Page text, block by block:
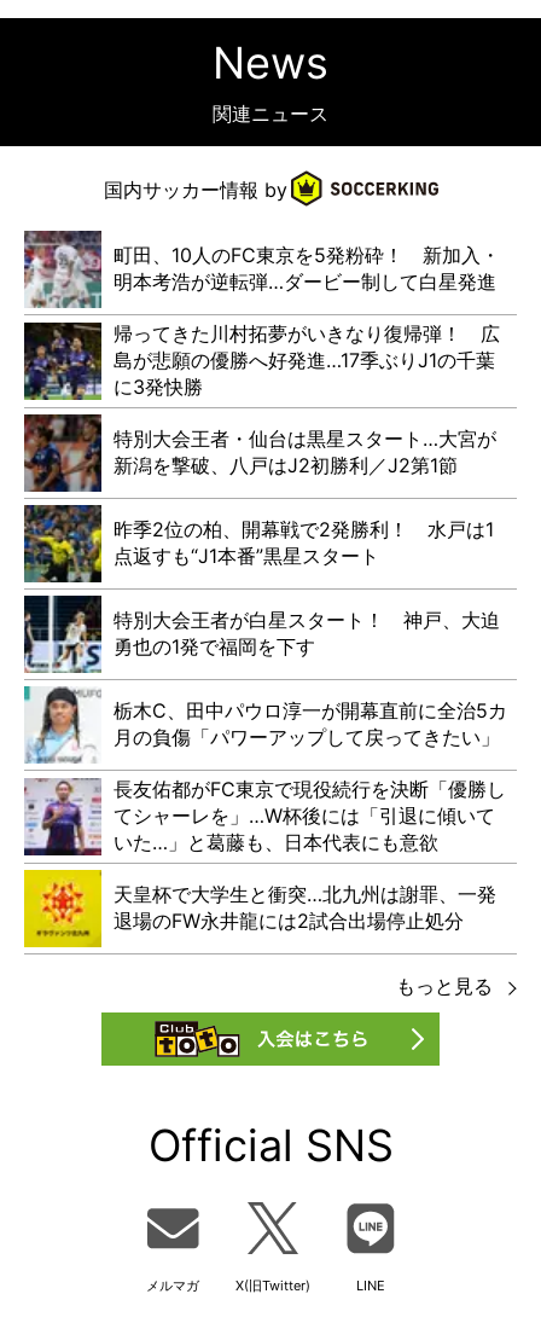
News
関連ニュース
国内サッカー情報 by
町田、10人のFC東京を5発粉砕！ 新加入・
明本考浩が逆転弾…ダービー制して白星発進
帰ってきた川村拓夢がいきなり復帰弾！ 広
島が悲願の優勝へ好発進…17季ぶりJ1の千葉
に3発快勝
特別大会王者・仙台は黒星スタート…大宮が
新潟を撃破、八戸はJ2初勝利／J2第1節
昨季2位の柏、開幕戦で2発勝利！ 水戸は1
点返すも“J1本番”黒星スタート
特別大会王者が白星スタート！ 神戸、大迫
勇也の1発で福岡を下す
栃木C、田中パウロ淳一が開幕直前に全治5カ
月の負傷「パワーアップして戻ってきたい」
長友佑都がFC東京で現役続行を決断「優勝し
てシャーレを」…W杯後には「引退に傾いて
いた…」と葛藤も、日本代表にも意欲
天皇杯で大学生と衝突…北九州は謝罪、一発
退場のFW永井龍には2試合出場停止処分
もっと見る
Official SNS
メルマガ X(旧Twitter) LINE